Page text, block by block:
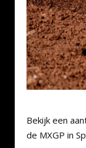
Bekijk een
de MXGP in